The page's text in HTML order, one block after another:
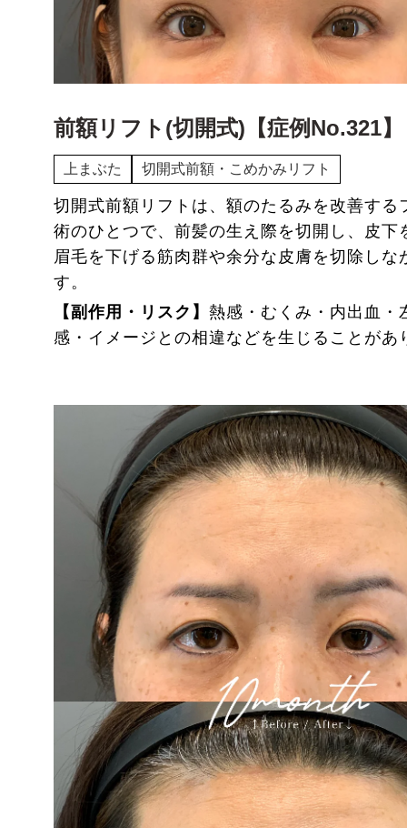
前額リフト(切開式)【症例No.321】
上まぶた 切開式前額・こめかみリフト
切開式前額リフトは、額のたるみを改善する
術のひとつで、前髪の生え際を切開し、皮下
眉毛を下げる筋肉群や余分な皮膚を切除しな
す。
【副作用・リスク】 熱感・むくみ・内出血・
感・イメージとの相違などを生じることがあ